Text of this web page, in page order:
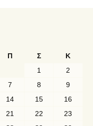
Π Σ
Κ
1
2
7 8
9
14 15
16
21 22
23